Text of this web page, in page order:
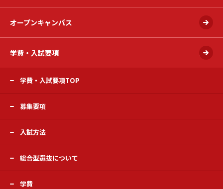
オープンキャンパス
学費・入試要項 開く
学費・入試要項TOP
募集要項
入試方法
総合型選抜について
学費